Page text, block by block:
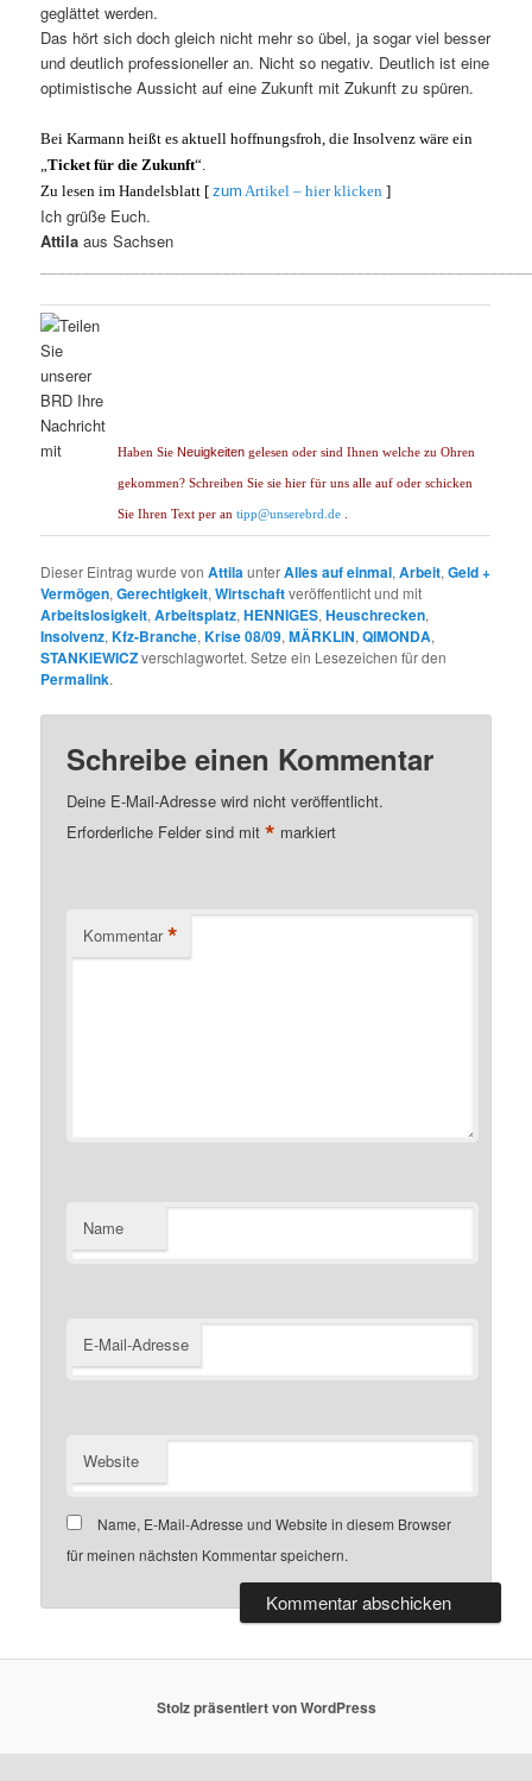
geglättet werden.
Das hört sich doch gleich nicht mehr so übel, ja sogar viel besser
und deutlich professioneller an. Nicht so negativ. Deutlich ist eine
optimistische Aussicht auf eine Zukunft mit Zukunft zu spüren.
Bei Karmann heißt es aktuell hoffnungsfroh, die Insolvenz wäre ein
„Ticket für die Zukunft“.
Zu lesen im Handelsblatt [zum Artikel – hier klicken ]
Ich grüße Euch.
Attila aus Sachsen
Haben Sie Neuigkeiten gelesen oder sind Ihnen welche zu Ohren
gekommen? Schreiben Sie sie hier für uns alle auf oder schicken
Sie Ihren Text per antipp@unserebrd.de
Dieser Eintrag wurde vonAttilaunterAlles auf einmal,Arbeit,Geld +
Vermögen,Gerechtigkeit,Wirtschaftveröffentlicht und mit
Arbeitslosigkeit,Arbeitsplatz,HENNIGES,Heuschrecken,
Insolvenz,Kfz-Branche,Krise 08/09,MÄRKLIN,QIMONDA,
STANKIEWICZverschlagwortet. Setze ein Lesezeichen für den
Permalink.
Schreibe einen Kommentar
Deine E-Mail-Adresse wird nicht veröffentlicht.
Erforderliche Felder sind mit* markiert
Kommentar *
Name
E-Mail-Adresse
Website
Name, E-Mail-Adresse und Website in diesem Browser
für meinen nächsten Kommentar speichern.
Stolz präsentiert von WordPress